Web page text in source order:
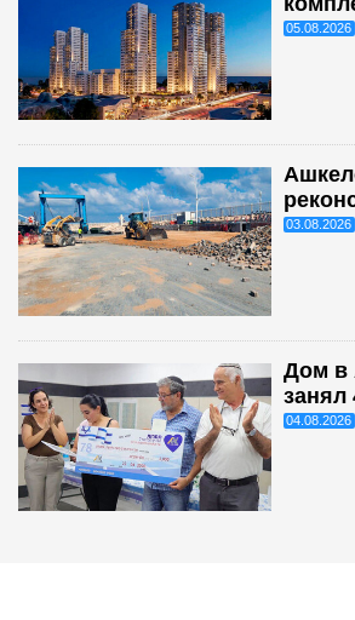
05.08.2026
03.08.2026
Дом в
занял
04.08.2026